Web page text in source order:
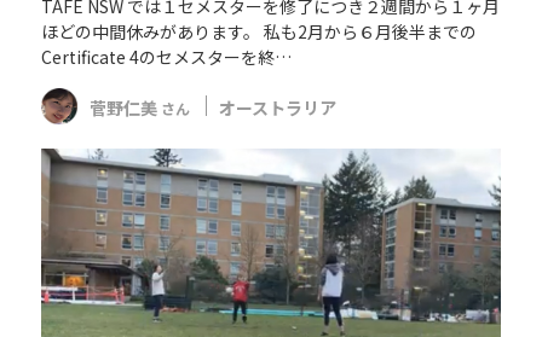
TAFE NSW では１セメスターを修了につき２週間から１ヶ月
ほどの中間休みがあります。 私も2月から６月後半までの
Certificate 4のセメスターを終…
菅野仁美 さん オーストラリア